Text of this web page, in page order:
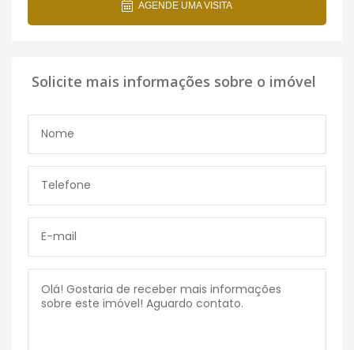
AGENDE UMA VISITA
Solicite mais informações sobre o imóvel